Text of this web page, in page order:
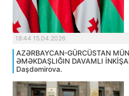
18:44 15.04.2026
AZƏRBAYCAN-GÜRCÜSTAN
ƏMƏKDAŞLIĞIN DAVAMLI
Daşdəmirova.